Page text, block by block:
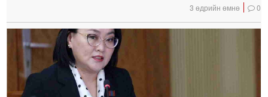
3 өдрийн өмнө 0